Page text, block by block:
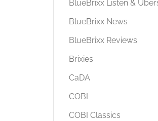
BlueBrixx Listen &
BlueBrixx News
BlueBrixx Reviews
Brixies
CaDA
COBI
COBI Classics